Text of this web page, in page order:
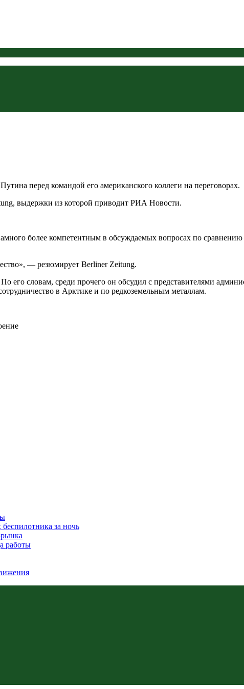
перед командой его американского коллеги на переговорах.
выдержки из которой приводит РИА Новости.
более компетентным в обсуждаемых вопросах по сравнению
— резюмирует Berliner Zeitung.
словам, среди прочего он обсудил с представителями
в Арктике и по редкоземельным металлам.
за ночь
работы